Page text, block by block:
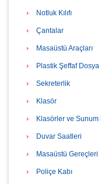
Notluk Kılıfı
Çantalar
Masaüstü Araçları
Plastik Şeffaf Dosya
Sekreterlik
Klasör
Klasörler ve Sunum
Duvar Saatleri
Masaüstü Gereçleri
Poliçe Kabı